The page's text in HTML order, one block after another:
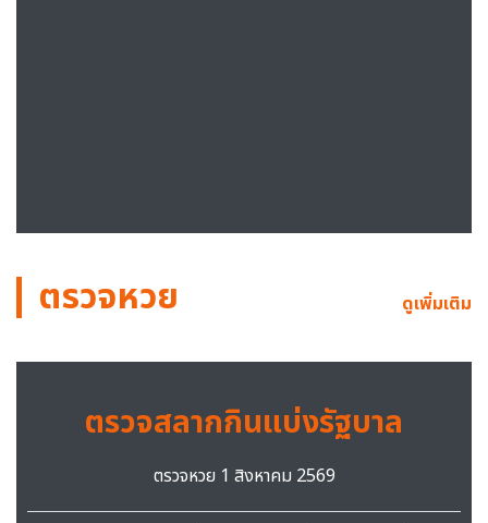
ตรวจหวย ดูเพิ่มเติม
ตรวจสลากกินแบ่งรัฐบาล
ตรวจหวย 1 สิงหาคม 2569